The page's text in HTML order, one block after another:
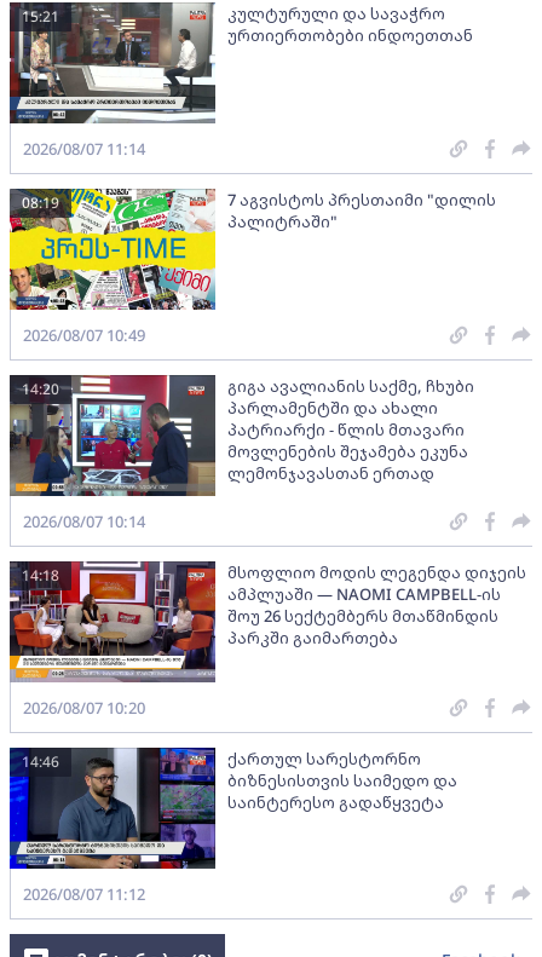
კულტურული და სავაჭრო
ურთიერთობები ინდოეთთან
15:21
2026/08/07 11:14
7 აგვისტოს პრესთაიმი "დილის
პალიტრაში"
08:19
2026/08/07 10:49
გიგა ავალიანის საქმე, ჩხუბი
პარლამენტში და ახალი
პატრიარქი - წლის მთავარი
მოვლენების შეჯამება ეკუნა
ლემონჯავასთან ერთად
14:20
2026/08/07 10:14
მსოფლიო მოდის ლეგენდა დიჯეის
ამპლუაში — NAOMI CAMPBELL-ის
შოუ 26 სექტემბერს მთაწმინდის
პარკში გაიმართება
14:18
2026/08/07 10:20
ქართულ სარესტორნო
ბიზნესისთვის საიმედო და
საინტერესო გადაწყვეტა
14:46
2026/08/07 11:12